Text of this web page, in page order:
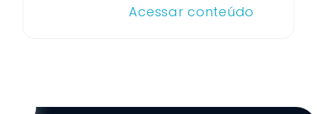
Acessar conteúdo